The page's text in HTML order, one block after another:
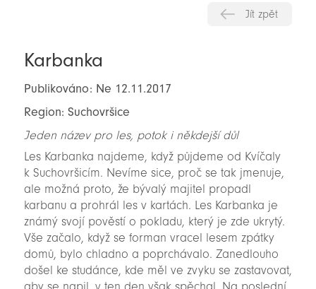
Jít zpět
Karbanka
Publikováno: Ne 12.11.2017
Region: Suchovršice
Jeden název pro les, potok i někdejší důl
Les Karbanka najdeme, když půjdeme od Kvíčaly
k Suchovršicím. Nevíme sice, proč se tak jmenuje,
ale možná proto, že bývalý majitel propadl
karbanu a prohrál les v kartách. Les Karbanka je
známý svojí pověstí o pokladu, který je zde ukrytý.
Vše začalo, když se forman vracel lesem zpátky
domů, bylo chladno a poprchávalo. Zanedlouho
došel ke studánce, kde měl ve zvyku se zastavovat,